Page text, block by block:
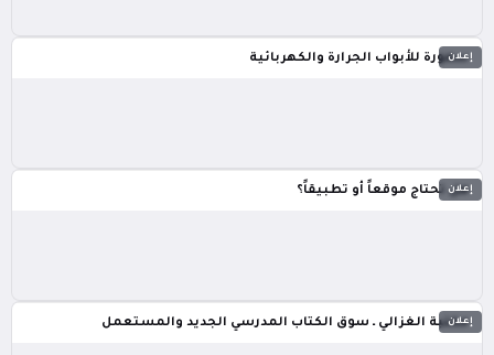
إعلان
سمورة للأبواب الجرارة والكهربائية
إعلان
هل تحتاج موقعاً أو تطبيقاً؟
إعلان
مكتبة الغزالي ـ سوق الكتاب المدرسي الجديد والمستعمل